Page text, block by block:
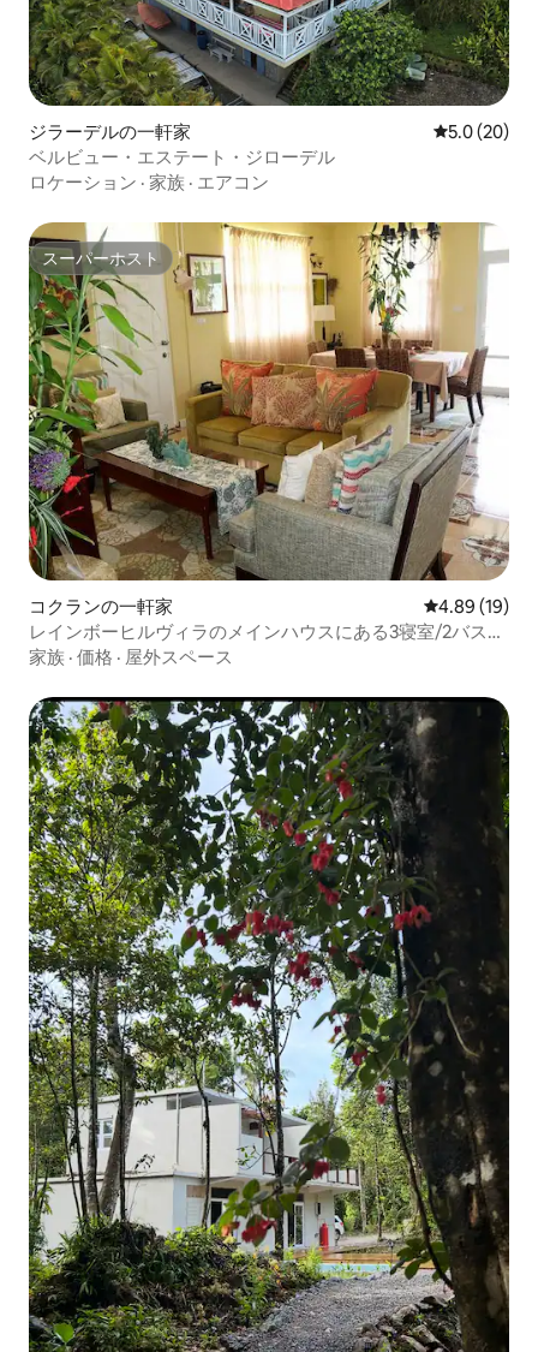
ジラーデルの一軒家 レビュー20
5.0 (20)
ベルビュー・エステート・ジローデル
ロケーション · 家族 · エアコン
スーパーホスト
スーパーホスト
コクランの一軒家 レビュー19
4.89 (19)
レインボーヒルヴィラのメインハウスにある3寝室/2バスル
ーム
家族 · 価格 · 屋外スペース